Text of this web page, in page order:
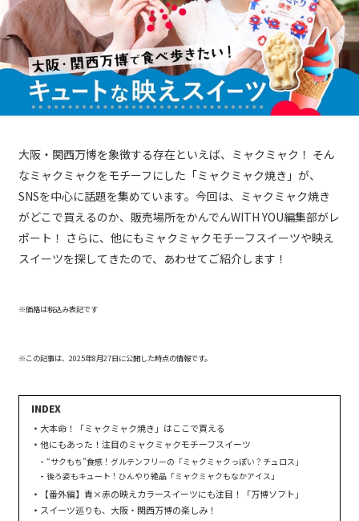
大阪・関西万博を象徴する存在といえば、ミャクミャク！ そん
なミャクミャクをモチーフにした「ミャクミャク焼き」が、
SNSを中心に話題を集めています。今回は、ミャクミャク焼き
がどこで買えるのか、販売場所をかんでんWITH YOU編集部がレ
ポート！ さらに、他にもミャクミャクモチーフスイーツや映え
スイーツを探してきたので、あわせてご紹介します！
※価格は税込み表記です
※この記事は、2025年8月27日に公開した時点の情報です。
大本命！「ミャクミャク焼き」はここで買える
他にもあった！注目のミャクミャクモチーフスイーツ
“サクもち”食感！グルテンフリーの「ミャクミャクっぽい？チュロス」
後ろ姿もキュート！ひんやり絶品「ミャクミャクもなかアイス」
【番外編】青×赤の映えカラースイーツにも注目！「万博ソフト」
スイーツ巡りも、大阪・関西万博の楽しみ！